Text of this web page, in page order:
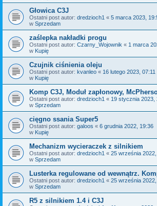
Głowica C3J
Ostatni post autor: dredzioch1 « 5 marca 2023,
w Sprzedam
zaślepka nakładki progu
Ostatni post autor: Czarny_Wojownik « 1 marca
w Kupię
Czujnik ciśnienia oleju
Ostatni post autor: kvanleo « 16 lutego 2023, 07:11
w Kupię
Komp C3J, Moduł zapłonowy,
Ostatni post autor: dredzioch1 « 19 stycznia 2023,
w Sprzedam
cięgno ssania Super5
Ostatni post autor: galoos « 6 grudnia 2022, 19:36
w Kupię
Mechanizm wycieraczek z silnikiem
Ostatni post autor: dredzioch1 « 25 września
w Sprzedam
Lusterka regulowane od wewnątrz.
Ostatni post autor: dredzioch1 « 25 września
w Sprzedam
R5 z silnikiem 1.4 i C3J